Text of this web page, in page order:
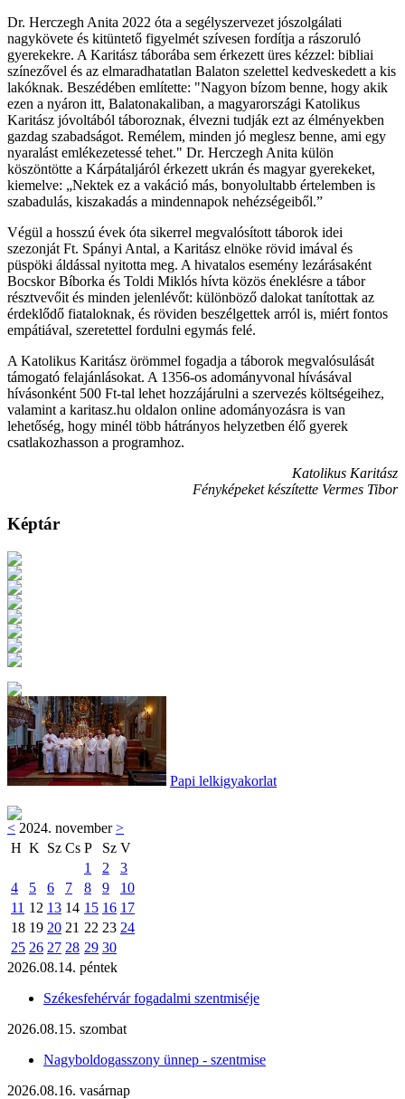
Dr. Herczegh Anita 2022 óta a segélyszervezet jószolgálati
nagykövete és kitüntető figyelmét szívesen fordítja a rászoruló
gyerekekre. A Karitász táborába sem érkezett üres kézzel: bibliai
színezővel és az elmaradhatatlan Balaton szelettel kedveskedett a kis
lakóknak. Beszédében említette: "Nagyon bízom benne, hogy akik
ezen a nyáron itt, Balatonakaliban, a magyarországi Katolikus
Karitász jóvoltából táboroznak, élvezni tudják ezt az élményekben
gazdag szabadságot. Remélem, minden jó meglesz benne, ami egy
nyaralást emlékezetessé tehet." Dr. Herczegh Anita külön
köszöntötte a Kárpátaljáról érkezett ukrán és magyar gyerekeket,
kiemelve: „Nektek ez a vakáció más, bonyolultabb értelemben is
szabadulás, kiszakadás a mindennapok nehézségeiből.”
Végül a hosszú évek óta sikerrel megvalósított táborok idei
szezonját Ft. Spányi Antal, a Karitász elnöke rövid imával és
püspöki áldással nyitotta meg. A hivatalos esemény lezárásaként
Bocskor Bíborka és Toldi Miklós hívta közös éneklésre a tábor
résztvevőit és minden jelenlévőt: különböző dalokat tanítottak az
érdeklődő fiataloknak, és röviden beszélgettek arról is, miért fontos
empátiával, szeretettel fordulni egymás felé.
A Katolikus Karitász örömmel fogadja a táborok megvalósulását
támogató felajánlásokat. A 1356-os adományvonal hívásával
hívásonként 500 Ft-tal lehet hozzájárulni a szervezés költségeihez,
valamint a karitasz.hu oldalon online adományozásra is van
lehetőség, hogy minél több hátrányos helyzetben élő gyerek
csatlakozhasson a programhoz.
Katolikus Karitász
Fényképeket készítette Vermes Tibor
Képtár
Papi lelkigyakorlat
< 2024. november>
H K Sz Cs P Sz V
1
2
3
4
5 6 7 8 9
10
11 12 13 14 15 16 17
18 19 20 21 22 23 24
25 26 27 28 29 30
2026.08.14. péntek
Székesfehérvár fogadalmi szentmiséje
2026.08.15. szombat
Nagyboldogasszony ünnep - szentmise
2026.08.16. vasárnap